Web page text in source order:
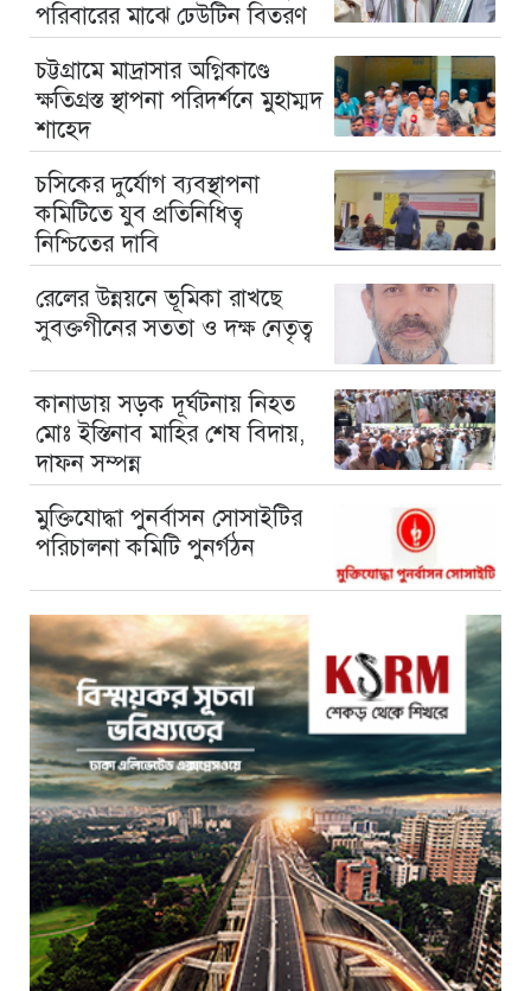
পরিবারের মাঝে ঢেউটিন বিতরণ
চট্টগ্রামে মাদ্রাসার অগ্নিকাণ্ডে
ক্ষতিগ্রস্ত স্থাপনা পরিদর্শনে মুহাম্মদ
শাহেদ
চসিকের দুর্যোগ ব্যবস্থাপনা
কমিটিতে যুব প্রতিনিধিত্ব
নিশ্চিতের দাবি
রেলের উন্নয়নে ভূমিকা রাখছে
সুবক্তগীনের সততা ও দক্ষ নেতৃত্ব
কানাডায় সড়ক দূর্ঘটনায় নিহত
মোঃ ইস্তিনাব মাহির শেষ বিদায়,
দাফন সম্পন্ন
মুক্তিযোদ্ধা পুনর্বাসন সোসাইটির
পরিচালনা কমিটি পুনর্গঠন